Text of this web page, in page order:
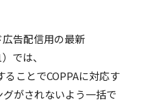
告配信用の最新
では、
ことでCOPPAに対応す
がされないよう一括で